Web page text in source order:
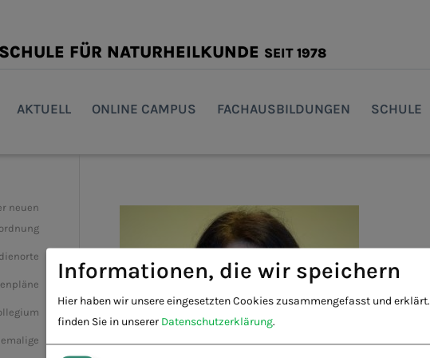
FÜR NATURHEILKUNDE SEIT 1978
AKTUELL ONLINE CAMPUS FACHAUSBILDUNGEN SCHULE
neuen
Informationen, die wir speichern
Hier haben wir unsere eingesetzten Cookies zusammengefasst und erklärt.
finden Sie in unserer Datenschutzerklärung.